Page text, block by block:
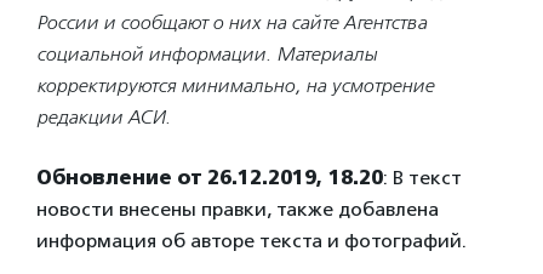
России и сообщают о них на сайте Агентства
социальной информации. Материалы
корректируются минимально, на усмотрение
редакции АСИ.
Обновление от 26.12.2019, 18.20: В текст
новости внесены правки, также добавлена
информация об авторе текста и фотографий.